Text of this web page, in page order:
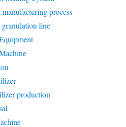
process
line
production